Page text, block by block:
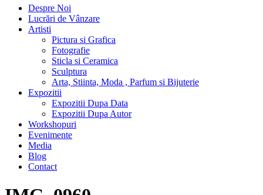
Despre Noi
Lucrări de Vânzare
Artisti
Pictura si Grafica
Fotografie
Sticla si Ceramica
Sculptura
Arta, Stiinta, Moda , Parfum si Bijuterie
Expozitii
Expozitii Dupa Data
Expozitii Dupa Autor
Workshopuri
Evenimente
Media
Blog
Contact